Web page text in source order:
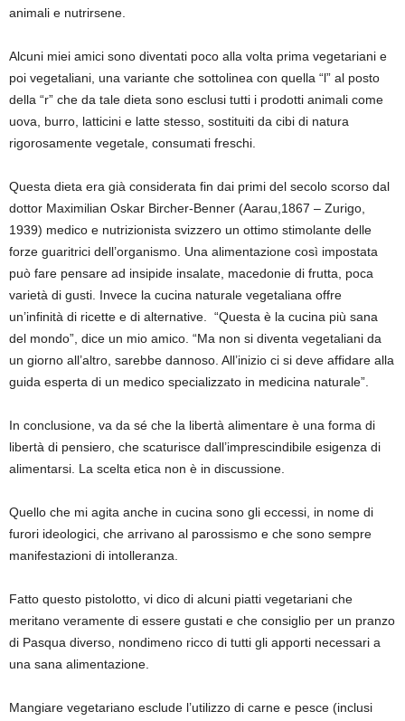
animali e nutrirsene.
Alcuni miei amici sono diventati poco alla volta prima vegetariani e
poi vegetaliani, una variante che sottolinea con quella “l” al posto
della “r” che da tale dieta sono esclusi tutti i prodotti animali come
uova, burro, latticini e latte stesso, sostituiti da cibi di natura
rigorosamente vegetale, consumati freschi.
Questa dieta era già considerata fin dai primi del secolo scorso dal
dottor Maximilian Oskar Bircher-Benner (Aarau,1867 – Zurigo,
1939) medico e nutrizionista svizzero un ottimo stimolante delle
forze guaritrici dell’organismo. Una alimentazione così impostata
può fare pensare ad insipide insalate, macedonie di frutta, poca
varietà di gusti. Invece la cucina naturale vegetaliana offre
un’infinità di ricette e di alternative. “Questa è la cucina più sana
del mondo”, dice un mio amico. “Ma non si diventa vegetaliani da
un giorno all’altro, sarebbe dannoso. All’inizio ci si deve affidare alla
guida esperta di un medico specializzato in medicina naturale”.
In conclusione, va da sé che la libertà alimentare è una forma di
libertà di pensiero, che scaturisce dall’imprescindibile esigenza di
alimentarsi. La scelta etica non è in discussione.
Quello che mi agita anche in cucina sono gli eccessi, in nome di
furori ideologici, che arrivano al parossismo e che sono sempre
manifestazioni di intolleranza.
Fatto questo pistolotto, vi dico di alcuni piatti vegetariani che
meritano veramente di essere gustati e che consiglio per un pranzo
di Pasqua diverso, nondimeno ricco di tutti gli apporti necessari a
una sana alimentazione.
Mangiare vegetariano esclude l’utilizzo di carne e pesce (inclusi